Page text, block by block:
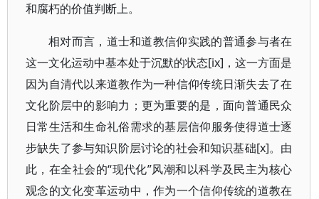
和腐朽的价值判断上。
相对而言，道士和道教信仰实践的普通参与者在
这一文化运动中基本处于沉默的状态[ix]，这一方面是
因为自清代以来道教作为一种信仰传统日渐失去了在
文化阶层中的影响力；更为重要的是，面向普通民众
日常生活和生命礼俗需求的基层信仰服务使得道士逐
步缺失了参与知识阶层讨论的社会和知识基础[x]。由
此，在全社会的“现代化”风潮和以科学及民主为核心
观念的文化变革运动中，作为一个信仰传统的道教在